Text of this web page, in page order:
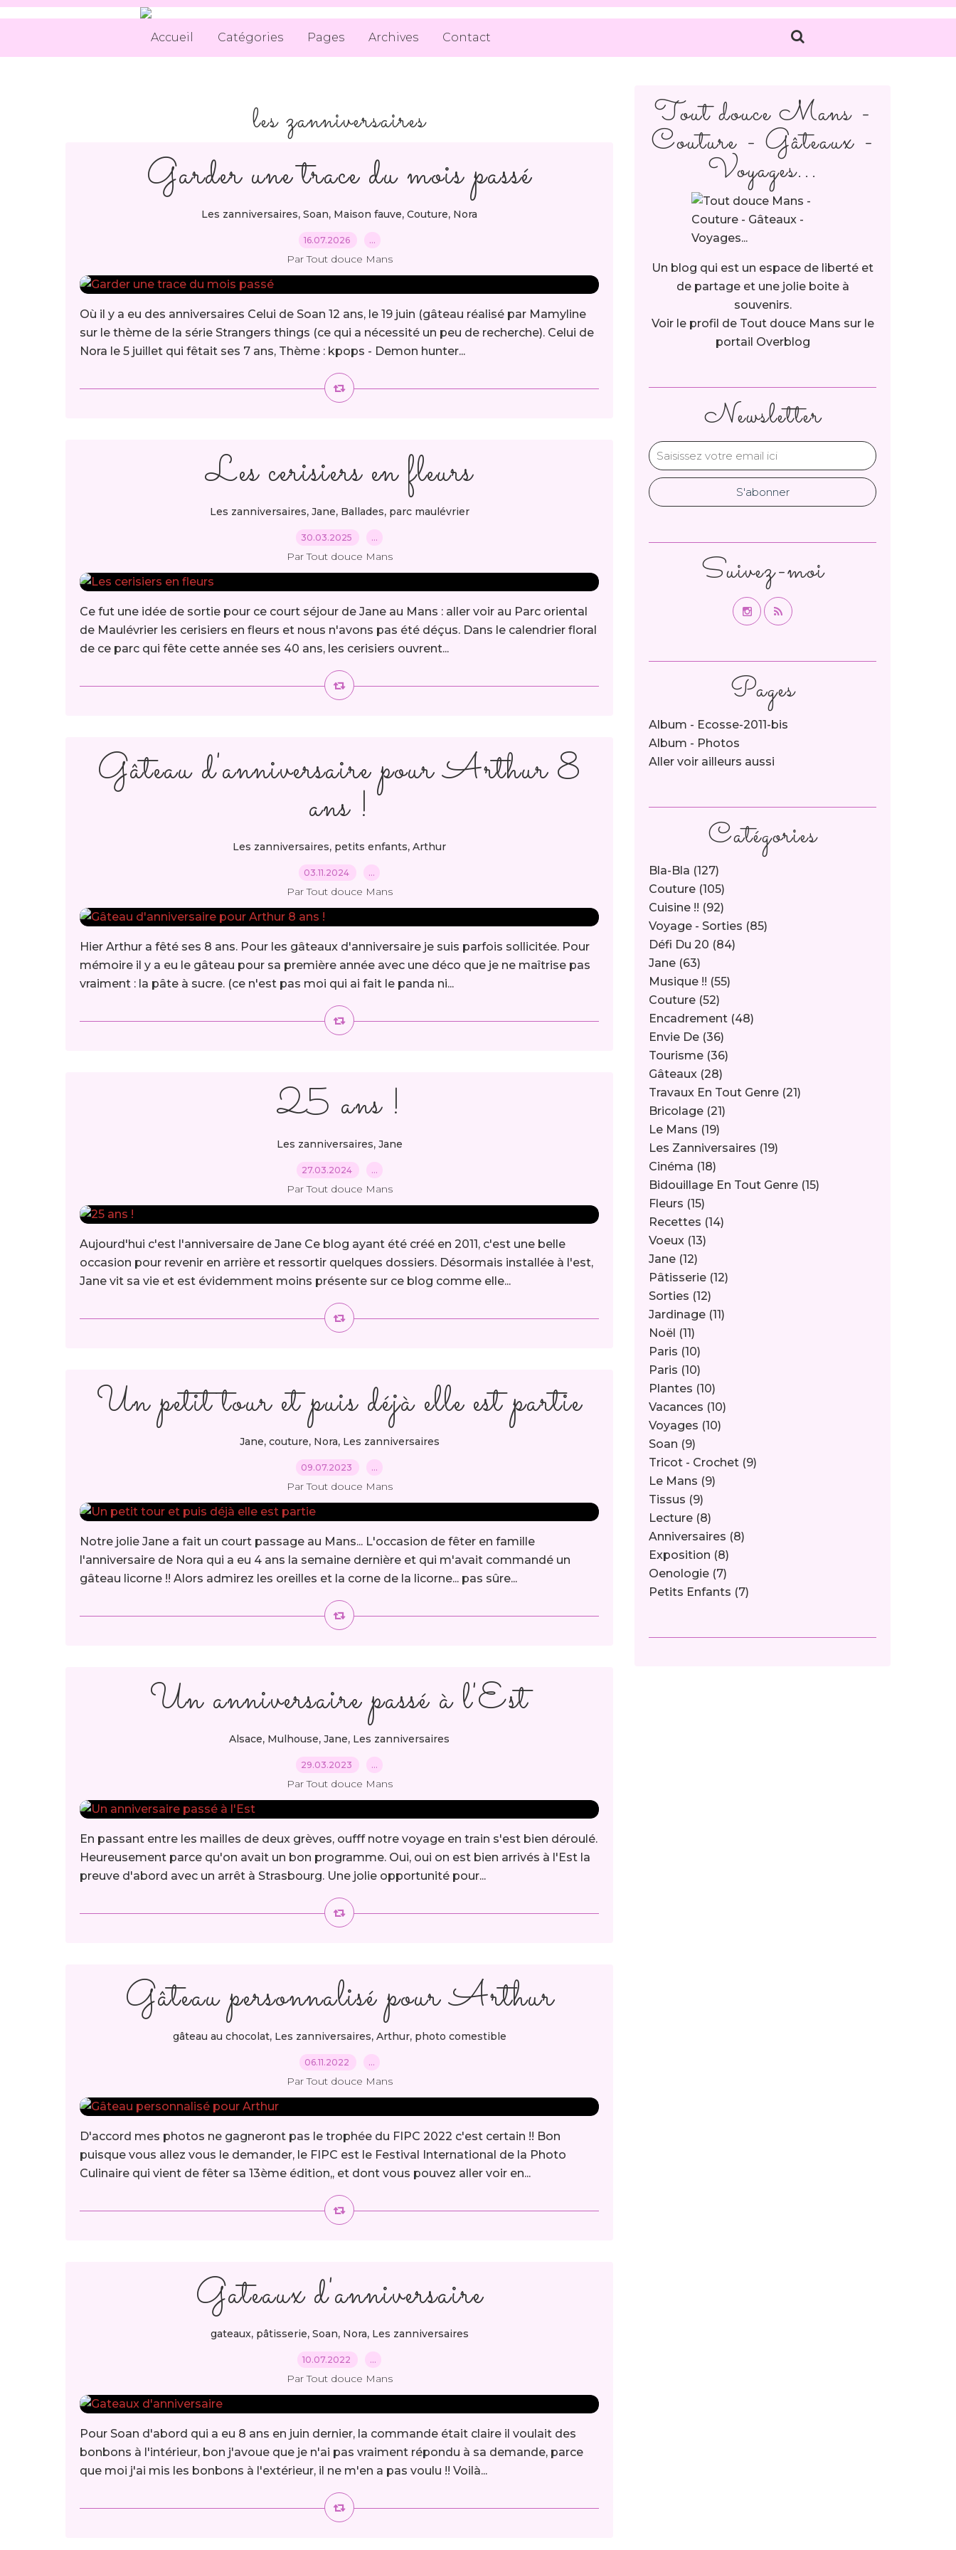
Accueil Catégories Pages Archives Contact
les zanniversaires
Garder une trace du mois passé
Les zanniversaires, Soan, Maison fauve, Couture, Nora
16.07.2026 …
Par Tout douce Mans
Où il y a eu des anniversaires Celui de Soan 12 ans, le 19 juin (gâteau réalisé par Mamyline
sur le thème de la série Strangers things (ce qui a nécessité un peu de recherche). Celui de
Nora le 5 juillet qui fêtait ses 7 ans, Thème : kpops - Demon hunter...
Les cerisiers en fleurs
Les zanniversaires, Jane, Ballades, parc maulévrier
30.03.2025 …
Par Tout douce Mans
Ce fut une idée de sortie pour ce court séjour de Jane au Mans : aller voir au Parc oriental
de Maulévrier les cerisiers en fleurs et nous n'avons pas été déçus. Dans le calendrier floral
de ce parc qui fête cette année ses 40 ans, les cerisiers ouvrent...
Gâteau d'anniversaire pour Arthur 8
ans !
Les zanniversaires, petits enfants, Arthur
03.11.2024 …
Par Tout douce Mans
Hier Arthur a fêté ses 8 ans. Pour les gâteaux d'anniversaire je suis parfois sollicitée. Pour
mémoire il y a eu le gâteau pour sa première année avec une déco que je ne maîtrise pas
vraiment : la pâte à sucre. (ce n'est pas moi qui ai fait le panda ni...
25 ans !
Les zanniversaires, Jane
27.03.2024 …
Par Tout douce Mans
Aujourd'hui c'est l'anniversaire de Jane Ce blog ayant été créé en 2011, c'est une belle
occasion pour revenir en arrière et ressortir quelques dossiers. Désormais installée à l'est,
Jane vit sa vie et est évidemment moins présente sur ce blog comme elle...
Un petit tour et puis déjà elle est partie
Jane, couture, Nora, Les zanniversaires
09.07.2023 …
Par Tout douce Mans
Notre jolie Jane a fait un court passage au Mans... L'occasion de fêter en famille
l'anniversaire de Nora qui a eu 4 ans la semaine dernière et qui m'avait commandé un
gâteau licorne !! Alors admirez les oreilles et la corne de la licorne... pas sûre...
Un anniversaire passé à l'Est
Alsace, Mulhouse, Jane, Les zanniversaires
29.03.2023 …
Par Tout douce Mans
En passant entre les mailles de deux grèves, oufff notre voyage en train s'est bien déroulé.
Heureusement parce qu'on avait un bon programme. Oui, oui on est bien arrivés à l'Est la
preuve d'abord avec un arrêt à Strasbourg. Une jolie opportunité pour...
Gâteau personnalisé pour Arthur
gâteau au chocolat, Les zanniversaires, Arthur, photo comestible
06.11.2022 …
Par Tout douce Mans
D'accord mes photos ne gagneront pas le trophée du FIPC 2022 c'est certain !! Bon
puisque vous allez vous le demander, le FIPC est le Festival International de la Photo
Culinaire qui vient de fêter sa 13ème édition,, et dont vous pouvez aller voir en...
Gateaux d'anniversaire
gateaux, pâtisserie, Soan, Nora, Les zanniversaires
10.07.2022 …
Par Tout douce Mans
Pour Soan d'abord qui a eu 8 ans en juin dernier, la commande était claire il voulait des
bonbons à l'intérieur, bon j'avoue que je n'ai pas vraiment répondu à sa demande, parce
que moi j'ai mis les bonbons à l'extérieur, il ne m'en a pas voulu !! Voilà...
Newsletter
Catégories
Bla-Bla (127)
Couture (105)
Cuisine !! (92)
Voyage - Sorties (85)
Défi Du 20 (84)
Jane (63)
Musique !! (55)
Couture (52)
Encadrement (48)
Envie De (36)
Tourisme (36)
Gâteaux (28)
Travaux En Tout Genre (21)
Bricolage (21)
Le Mans (19)
Les Zanniversaires (19)
Cinéma (18)
Bidouillage En Tout Genre (15)
Fleurs (15)
Recettes (14)
Voeux (13)
Jane (12)
Pâtisserie (12)
Sorties (12)
Jardinage (11)
Noël (11)
Paris (10)
Paris (10)
Plantes (10)
Vacances (10)
Voyages (10)
Soan (9)
Tricot - Crochet (9)
Le Mans (9)
Tissus (9)
Lecture (8)
Anniversaires (8)
Exposition (8)
Oenologie (7)
Petits Enfants (7)
Pages
Album - Ecosse-2011-bis
Album - Photos
Aller voir ailleurs aussi
Tout douce Mans -
Couture - Gâteaux -
Voyages...
Un blog qui est un espace de liberté et
de partage et une jolie boite à
souvenirs.
Voir le profil de Tout douce Mans sur le
portail Overblog
Suivez-moi